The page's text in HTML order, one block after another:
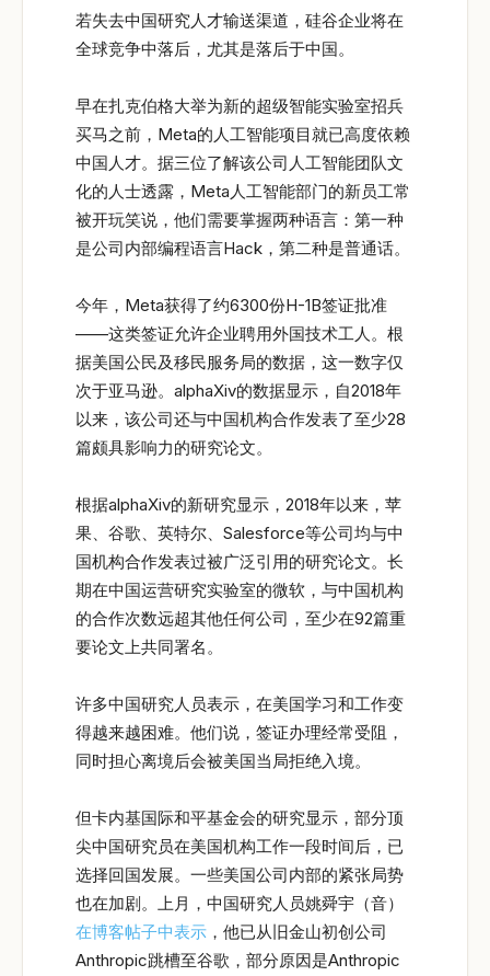
若失去中国研究人才输送渠道，硅谷企业将在
全球竞争中落后，尤其是落后于中国。
早在扎克伯格大举为新的超级智能实验室招兵
买马之前，Meta的人工智能项目就已高度依赖
中国人才。据三位了解该公司人工智能团队文
化的人士透露，Meta人工智能部门的新员工常
被开玩笑说，他们需要掌握两种语言：第一种
是公司内部编程语言Hack，第二种是普通话。
今年，Meta获得了约6300份H-1B签证批准
——这类签证允许企业聘用外国技术工人。根
据美国公民及移民服务局的数据，这一数字仅
次于亚马逊。alphaXiv的数据显示，自2018年
以来，该公司还与中国机构合作发表了至少28
篇颇具影响力的研究论文。
根据alphaXiv的新研究显示，2018年以来，苹
果、谷歌、英特尔、Salesforce等公司均与中
国机构合作发表过被广泛引用的研究论文。长
期在中国运营研究实验室的微软，与中国机构
的合作次数远超其他任何公司，至少在92篇重
要论文上共同署名。
许多中国研究人员表示，在美国学习和工作变
得越来越困难。他们说，签证办理经常受阻，
同时担心离境后会被美国当局拒绝入境。
但卡内基国际和平基金会的研究显示，部分顶
尖中国研究员在美国机构工作一段时间后，已
选择回国发展。一些美国公司内部的紧张局势
也在加剧。上月，中国研究人员姚舜宇（音）
在博客帖子中表示 ，他已从旧金山初创公司
Anthropic跳槽至谷歌，部分原因是Anthropic